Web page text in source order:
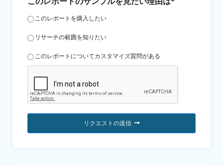
このレポートを購入したい
リサーチの範囲を知りたい
このレポートについてカスタマイズ質問がある
リクエストの送信